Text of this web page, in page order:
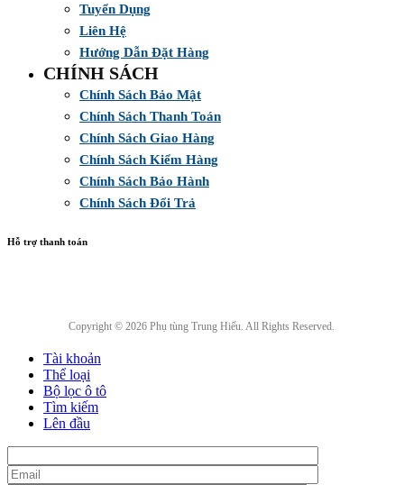
Tuyển Dụng
Liên Hệ
Hướng Dẫn Đặt Hàng
CHÍNH SÁCH
Chính Sách Bảo Mật
Chính Sách Thanh Toán
Chính Sách Giao Hàng
Chính Sách Kiểm Hàng
Chính Sách Bảo Hành
Chính Sách Đổi Trả
Hỗ trợ thanh toán
Copyright © 2026 Phụ tùng Trung Hiếu. All Rights Reserved.
Tài khoản
Thể loại
Bộ lọc ô tô
Tìm kiếm
Lên đầu